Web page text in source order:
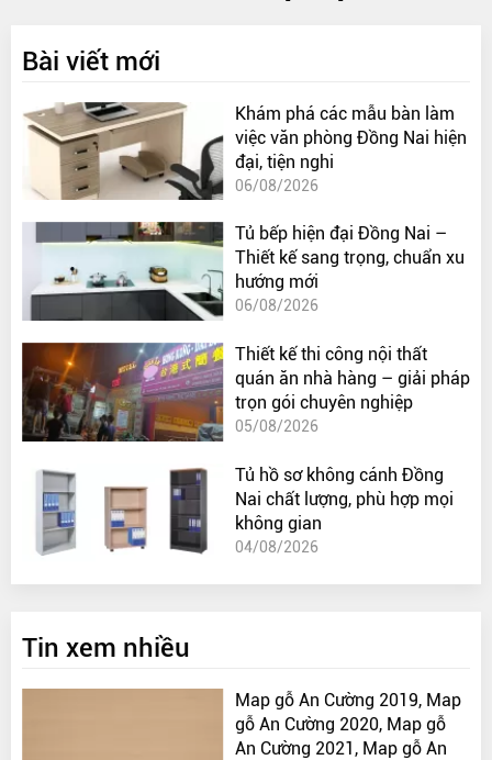
Bài viết mới
Khám phá các mẫu bàn làm
việc văn phòng Đồng Nai hiện
đại, tiện nghi
06/08/2026
Tủ bếp hiện đại Đồng Nai –
Thiết kế sang trọng, chuẩn xu
hướng mới
06/08/2026
Thiết kế thi công nội thất
quán ăn nhà hàng – giải pháp
trọn gói chuyên nghiệp
05/08/2026
Tủ hồ sơ không cánh Đồng
Nai chất lượng, phù hợp mọi
không gian
04/08/2026
Tin xem nhiều
Map gỗ An Cường 2019, Map
gỗ An Cường 2020, Map gỗ
An Cường 2021, Map gỗ An